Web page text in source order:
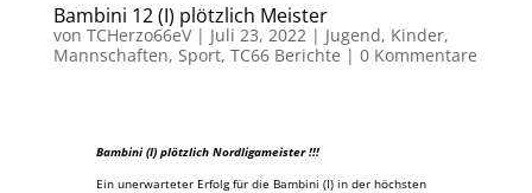
Bambini 12 (I) plötzlich Meister
von TCHerzo66eV| Juli 23, 2022 | Jugend, Kinder,
Mannschaften, Sport, TC66 Berichte | 0 Kommentare
Bambini (I) plötzlich Nordligameister !!!
Ein unerwarteter Erfolg für die Bambini (I) in der höchsten